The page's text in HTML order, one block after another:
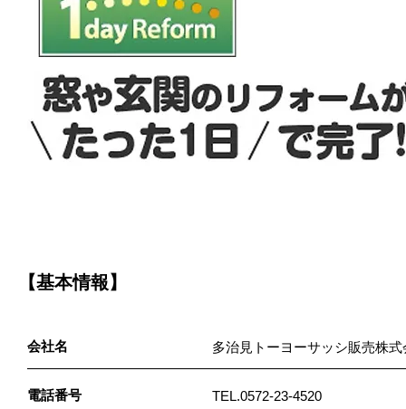
【基本情報】
会社名 多治見トーヨーサッシ販売株式
電話番号
TEL.0572-23-4520